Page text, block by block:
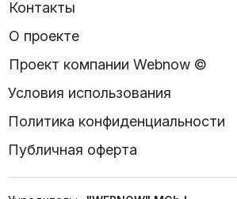
Контакты
О проекте
Проект компании Webnow ©
Условия использования
Политика конфиденциальности
Публичная оферта